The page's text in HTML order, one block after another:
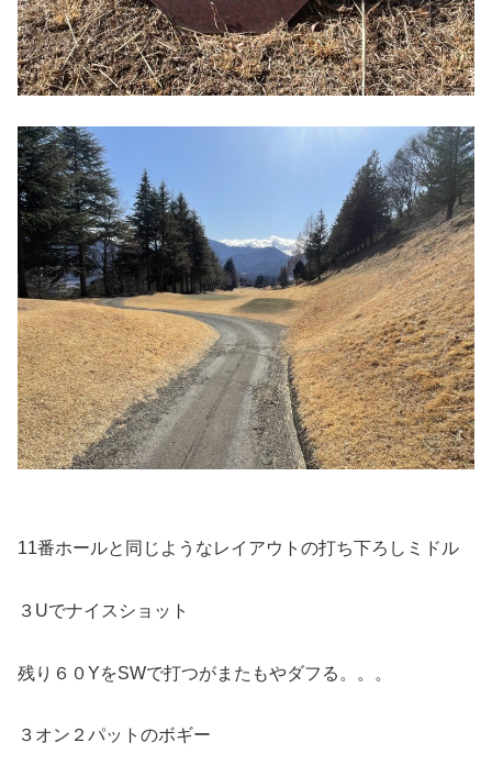
11番ホールと同じようなレイアウトの打ち下ろしミドル
３Uでナイスショット
残り６０YをSWで打つがまたもやダフる。。。
３オン２パットのボギー